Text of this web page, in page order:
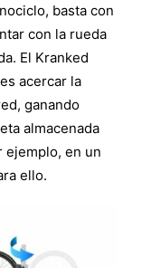
basta con
con la rueda
El Kranked
acercar la
ganando
almacenada
ejemplo, en un
ello.